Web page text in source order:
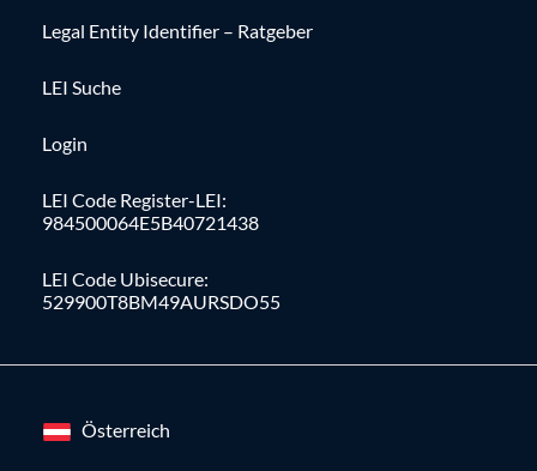
Legal Entity Identifier – Ratgeber
LEI Suche
Login
LEI Code Register-LEI:
984500064E5B40721438
LEI Code Ubisecure:
529900T8BM49AURSDO55
Österreich